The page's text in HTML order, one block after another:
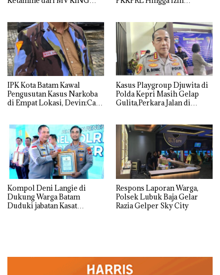
IPK Kota Batam Kawal
Pengusutan Kasus Narkoba
di Empat Lokasi, Devin:Cari
Kasus Playgroup Djuwita di
Polda Kepri Masih Gelap
Gulita,Perkara Jalan di
Kompol Deni Langie di
Dukung Warga Batam
Duduki jabatan Kasat
Respons Laporan Warga,
Polsek Lubuk Baja Gelar
Razia Gelper Sky City